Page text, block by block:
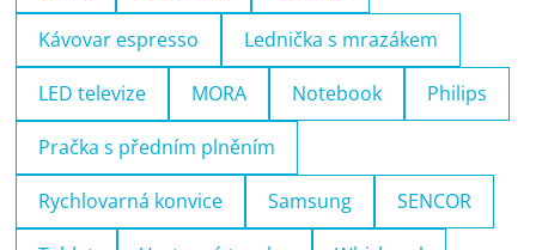
Kávovar espresso Lednička s mrazákem
LED televize MORA Notebook Philips
Pračka s předním plněním
Rychlovarná konvice Samsung SENCOR